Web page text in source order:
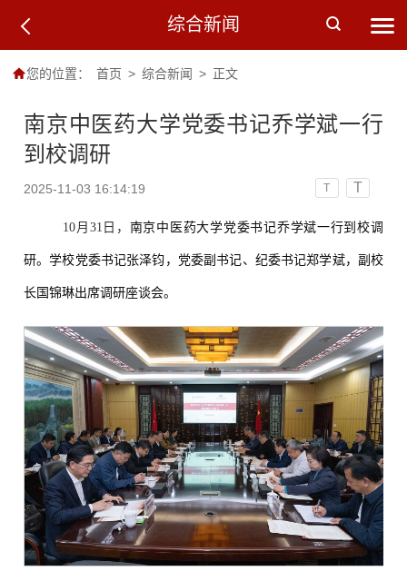
综合新闻
您的位置： 首页 > 综合新闻 > 正文
南京中医药大学党委书记乔学斌一行
到校调研
2025-11-03 16:14:19 T T
10月31日， 南京中医药大学党委书记乔学斌一行到校调
研。学校党委书记张泽钧，党委副书记、纪委书记郑学斌，副校
长国锦琳出席调研座谈会。